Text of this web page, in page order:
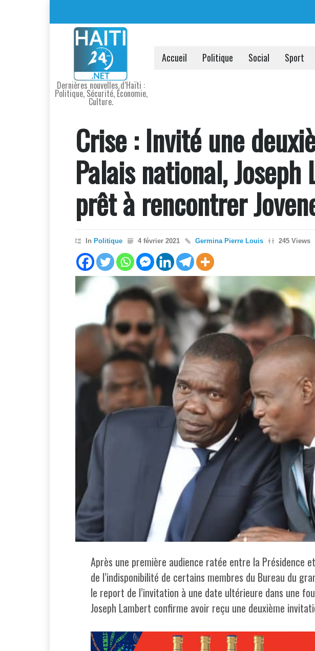
Dernières nouvelles d’Haïti :
Politique, Sécurité, Économie,
Culture.
Accueil Politique Social Sport
Crise : Invité une
Palais national, Joseph
prêt à rencontrer
In Politique 4 février 2021 Germina Pierre Louis 245 Views
Après une première audience ratée entre la Présidence
de l’indisponibilité de certains membres du Bureau du
le report de l’invitation à une date ultérieure dans une
Joseph Lambert confirme avoir reçu une deuxième